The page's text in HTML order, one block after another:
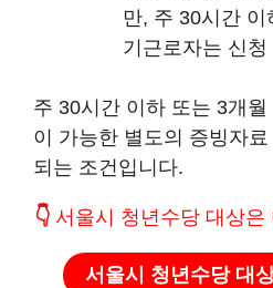
만, 주 30시간
기근로자는 신청
주 30시간 이하 또는 3개
이 가능한 별도의 증빙자료
되는 조건입니다.
👇 서울시 청년수당 대상
서울시 청년수당 대